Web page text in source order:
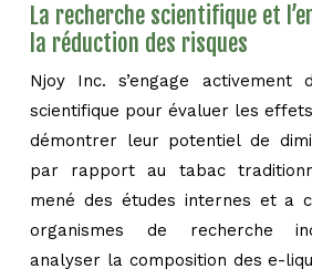
La recherche scientifique et
la réduction des risques
Njoy Inc. s’engage activement
scientifique pour évaluer les
démontrer leur potentiel de
par rapport au tabac
mené des études internes et a
organismes de recherche
analyser la composition des e-